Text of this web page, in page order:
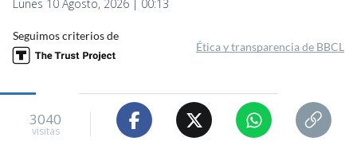
Lunes 10 Agosto, 2026 | 00:13
Seguimos criterios de
Ética y transparencia de BBCL
3040
visitas